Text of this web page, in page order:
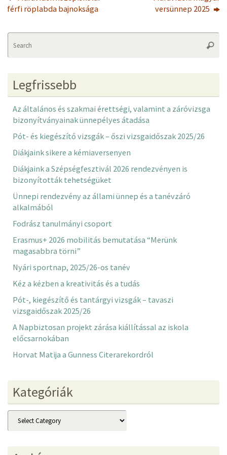
férfi röplabda bajnoksága
versünnep 2025
Legfrissebb
Az általános és szakmai érettségi, valamint a záróvizsga
bizonyítványainak ünnepélyes átadása
Pót- és kiegészítő vizsgák – őszi vizsgaidőszak 2025/26
Diákjaink sikere a kémiaversenyen
Diákjaink a Szépségfesztivál 2026 rendezvényen is
bizonyították tehetségüket
Ünnepi rendezvény az állami ünnep és a tanévzáró
alkalmából
Fodrász tanulmányi csoport
Erasmus+ 2026 mobilitás bemutatása “Merünk
magasabbra törni”
Nyári sportnap, 2025/26-os tanév
Kéz a kézben a kreativitás és a tudás
Pót-, kiegészítő és tantárgyi vizsgák – tavaszi
vizsgaidőszak 2025/26
A Napbiztosan projekt zárása kiállítással az iskola
előcsarnokában
Horvat Matija a Gunness Citerarekordról
Kategóriák
Kategóriák